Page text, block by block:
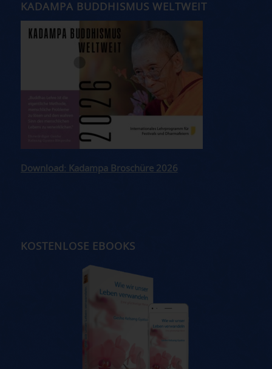
KADAMPA BUDDHISMUS WELTWEIT
Download: Kadampa Broschüre 2026
KOSTENLOSE EBOOKS